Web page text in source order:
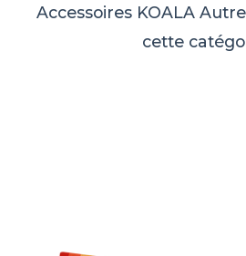
Accessoires KOALA
cette